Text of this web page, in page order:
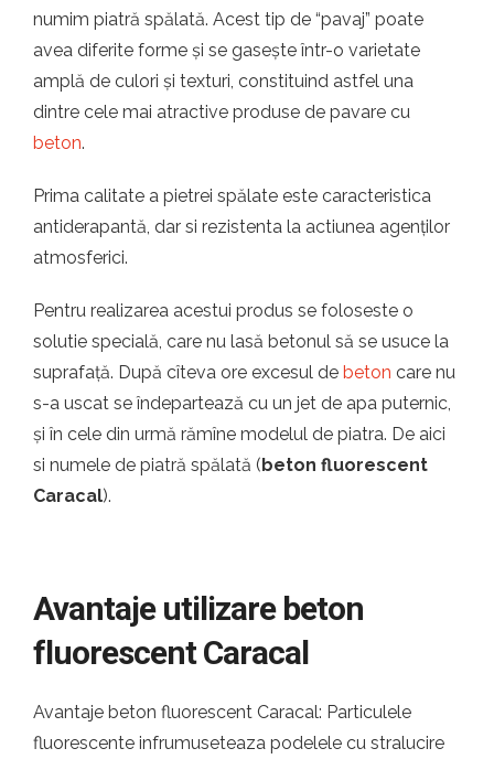
numim piatră spălată. Acest tip de “pavaj” poate
avea diferite forme și se gasește într-o varietate
amplă de culori și texturi, constituind astfel una
dintre cele mai atractive produse de pavare cu
beton.
Prima calitate a pietrei spălate este caracteristica
antiderapantă, dar si rezistenta la actiunea agenților
atmosferici.
Pentru realizarea acestui produs se foloseste o
solutie specială, care nu lasă betonul să se usuce la
suprafață. După cîteva ore excesul de beton care nu
s-a uscat se îndepartează cu un jet de apa puternic,
și în cele din urmă rămîne modelul de piatra. De aici
si numele de piatră spălată (beton fluorescent
Caracal).
Avantaje utilizare beton
fluorescent Caracal
Avantaje beton fluorescent Caracal: Particulele
fluorescente infrumuseteaza podelele cu stralucire